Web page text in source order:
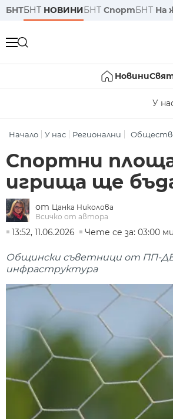
БНТБНТ НОВИНИБНТ СпортБНТ На
Новини
У
Начало У нас Регионални
Спортни
игрища ще
от Цанка Николова
Всичко от автора
13:52, 11.06.2026
Чете се за: 03:00
Общински съветници от ПП-ДБ,
инфраструктура